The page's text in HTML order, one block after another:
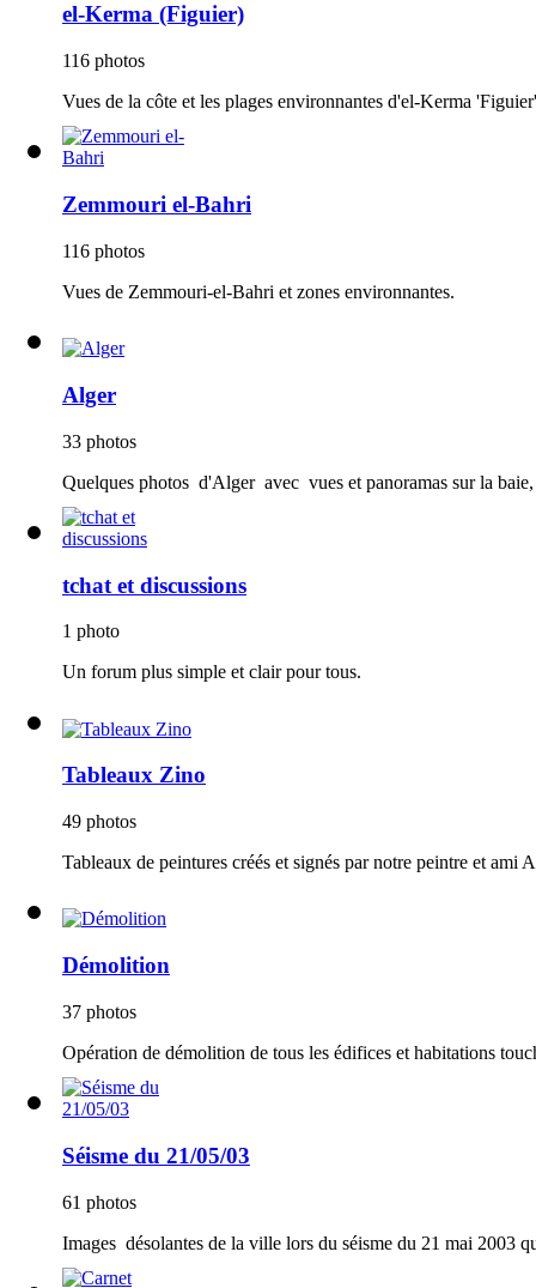
el-Kerma (Figuier)
116 photos
Vues de la côte et les plages environnantes d'el-Kerma
Zemmouri el-Bahri
116 photos
Vues de Zemmouri-el-Bahri et zones environnantes.
Alger
33 photos
Quelques photos d'Alger avec vues et panoramas sur la
tchat et discussions
1 photo
Un forum plus simple et clair pour tous.
Tableaux Zino
49 photos
Tableaux de peintures créés et signés par notre peintre et ami
Démolition
37 photos
Opération de démolition de tous les édifices et habitations
Séisme du 21/05/03
61 photos
Images désolantes de la ville lors du séisme du 21 mai 2003